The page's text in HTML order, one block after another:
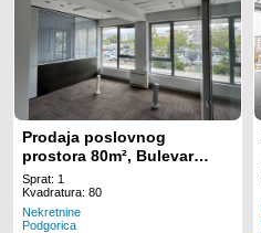
Prodaja poslovnog
prostora 80m², Bulevar
Džordža Vašingtona,
Podgorica
Sprat: 1
Kvadratura: 80
Nekretnine
Podgorica